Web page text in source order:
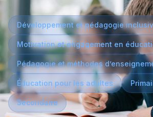
Développement et pédagogie
Motivation et engagement en
Pédagogie et méthodes
Éducation pour les adultes
Secondaire